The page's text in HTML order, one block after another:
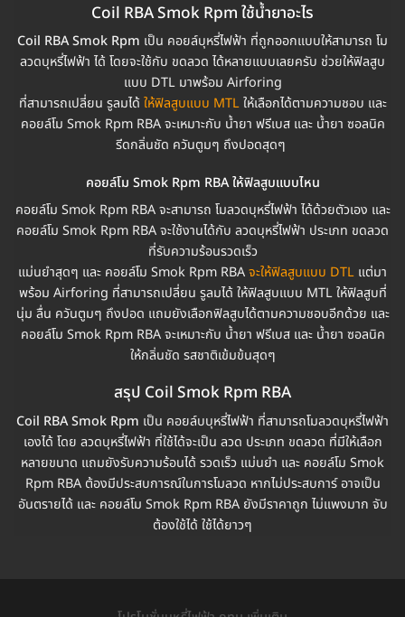
Coil RBA Smok Rpm ใช้น้ำยาอะไร
Coil RBA Smok Rpm เป็น คอยล์บุหรี่ไฟฟ้า ที่ถูกออกแบบให้สามารถ โม
ลวดบุหรี่ไฟฟ้า ได้ โดยจะใช้กับ ขดลวด ได้หลายแบบเลยครับ ช่วยให้ฟิลสูบ
แบบ DTL มาพร้อม Airforing
ที่สามารถเปลี่ยน รูลมได้ให้ฟิลสูบแบบ MTLให้เลือกได้ตามความชอบ และ
คอยล์โม Smok Rpm RBA จะเหมาะกับ น้ำยา ฟรีเบส และ น้ำยา ซอลนิค
รีดกลิ่นชัด ควันตูมๆ ถึงปอดสุดๆ
คอยล์โม Smok Rpm RBA ให้ฟิลสูบแบบไหน
คอยล์โม Smok Rpm RBA จะสามารถ โมลวดบุหรี่ไฟฟ้า ได้ด้วยตัวเอง และ
คอยล์โม Smok Rpm RBA จะใช้งานได้กับ ลวดบุหรี่ไฟฟ้า ประเภท ขดลวด
ที่รับความร้อนรวดเร็ว
แม่นยำสุดๆ และ คอยล์โม Smok Rpm RBAจะให้ฟิลสูบแบบ DTL แต่มา
พร้อม Airforing ที่สามารถเปลี่ยน รูลมได้ ให้ฟิลสูบแบบ MTL ให้ฟิลสูบที่
นุ่ม ลื่น ควันตูมๆ ถึงปอด แถมยังเลือกฟิลสูบได้ตามความชอบอีกด้วย และ
คอยล์โม Smok Rpm RBA จะเหมาะกับ น้ำยา ฟรีเบส และ น้ำยา ซอลนิค
ให้กลิ่นชัด รสชาติเข้มข้นสุดๆ
สรุป Coil Smok Rpm RBA
Coil RBA Smok Rpm เป็น คอยล์บบุหรี่ไฟฟ้า ที่สามารถโมลวดบุหรี่ไฟฟ้า
เองได้ โดย ลวดบุหรี่ไฟฟ้า ที่ใช้ได้จะเป็น ลวด ประเภท ขดลวด ที่มีให้เลือก
หลายขนาด แถมยังรับความร้อนได้ รวดเร็ว แม่นยำ และ คอยล์โม Smok
Rpm RBA ต้องมีประสบการณ์ในการโมลวด หากไม่ประสบการ์ อาจเป็น
อันตรายได้ และ คอยล์โม Smok Rpm RBA ยังมีราคาถูก ไม่แพงมาก จับ
ต้องใช้ได้ ใช้ได้ยาวๆ